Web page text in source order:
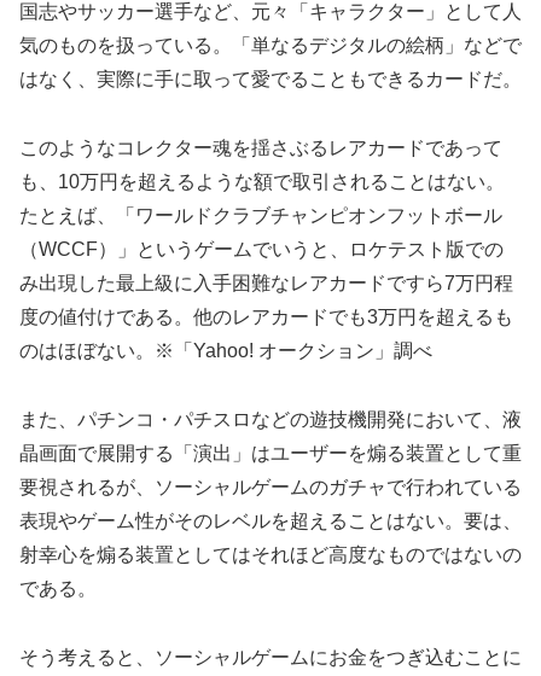
国志やサッカー選手など、元々「キャラクター」として人
気のものを扱っている。「単なるデジタルの絵柄」などで
はなく、実際に手に取って愛でることもできるカードだ。
このようなコレクター魂を揺さぶるレアカードであって
も、10万円を超えるような額で取引されることはない。
たとえば、「ワールドクラブチャンピオンフットボール
（WCCF）」というゲームでいうと、ロケテスト版での
み出現した最上級に入手困難なレアカードですら7万円程
度の値付けである。他のレアカードでも3万円を超えるも
のはほぼない。※「Yahoo! オークション」調べ
また、パチンコ・パチスロなどの遊技機開発において、液
晶画面で展開する「演出」はユーザーを煽る装置として重
要視されるが、ソーシャルゲームのガチャで行われている
表現やゲーム性がそのレベルを超えることはない。要は、
射幸心を煽る装置としてはそれほど高度なものではないの
である。
そう考えると、ソーシャルゲームにお金をつぎ込むことに